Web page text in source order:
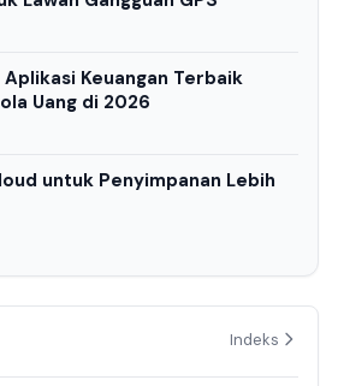
Keuangan Terbaik
Uang di 2026
untuk Penyimpanan Lebih
Indeks